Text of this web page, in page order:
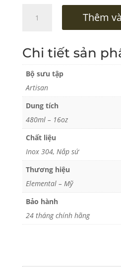
480ml
số
lượng
Thêm
Chi tiết sản
Bộ sưu tập
Artisan
Dung tích
480ml – 16oz
Chất liệu
Inox 304, Nắp sứ
Thương hiệu
Elemental – Mỹ
Bảo hành
24 tháng chính hãng